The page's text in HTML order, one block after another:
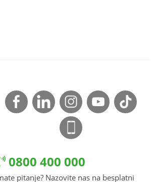
0800 400 000
pitanje? Nazovite nas na besplatni